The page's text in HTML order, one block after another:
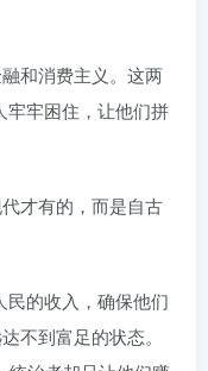
和消费主义。这两
牢牢困住，让他们拼
才有的，而是自古
的收入，确保他们
不到富足的状态。